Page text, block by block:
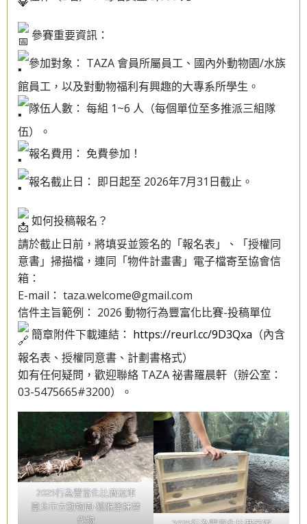
參賽重要資訊：
參加對象： TAZA 會員所屬員工、國內外動物園/水族
館員工，以及對動物福利有興趣的大專系所學生。
隊伍人數： 每組 1~6 人（每個單位至多推派三組隊
伍）。
報名費用： 免費參加！
報名截止日： 即日起至 2026年7月31日截止。
如何投稿報名？
請於截止日前，將填妥並簽名的「報名表」、「授權同
意書」掃描檔，連同「物件計畫書」電子檔寄至協會信
箱：
E-mail： taza.welcome@gmail.com
信件主旨範例： 2026 動物行為豐富化比賽-投稿單位
簡章附件下載連結： https://reurl.cc/9D3Qxa （內含
報名表、授權同意書、計劃書格式）
如有任何疑問，歡迎聯絡 TAZA 祕書羅晨軒（辦公室：
03-5475665#3200）。
2025行為豐富化比賽冠軍
臺北市立動物園-狐猴塗抹替
代物